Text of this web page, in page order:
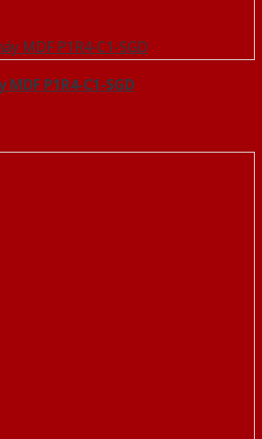
P1R4-C1-SGD